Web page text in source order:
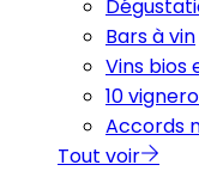
Bars à vin
Vins bios
10
Accords
Tout voir